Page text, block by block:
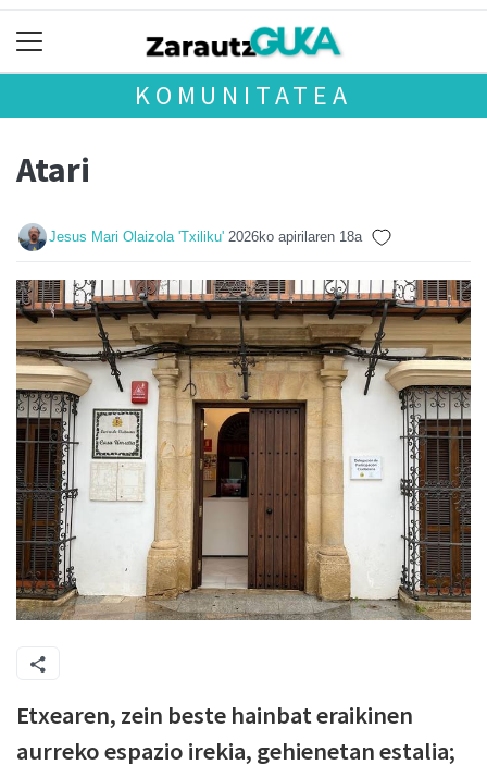
KOMUNITATEA
Atari
Jesus Mari Olaizola 'Txiliku' 2026ko apirilaren 18a
Etxearen, zein beste hainbat eraikinen
aurreko espazio irekia, gehienetan estalia;